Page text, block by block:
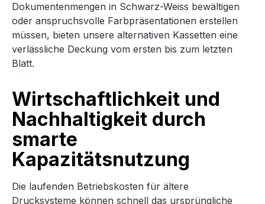
Dokumentenmengen in Schwarz-Weiss bewältigen
oder anspruchsvolle Farbpräsentationen erstellen
müssen, bieten unsere alternativen Kassetten eine
verlässliche Deckung vom ersten bis zum letzten
Blatt.
Wirtschaftlichkeit und
Nachhaltigkeit durch
smarte
Kapazitätsnutzung
Die laufenden Betriebskosten für ältere
Drucksysteme können schnell das ursprüngliche